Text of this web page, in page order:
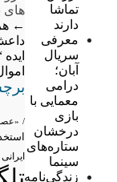
تماشا
دارند
معرفی
سریال
آبان؛
درامی
معمایی با
بازی
درخشان
ستاره‌های
سینما
زندگی‌نامه
های
←
/
ایرانی